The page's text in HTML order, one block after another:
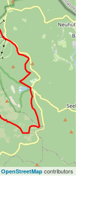
OpenStreetMapcontributors